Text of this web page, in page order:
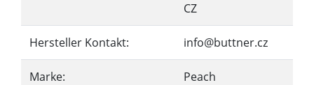
CZ
Hersteller Kontakt: info@buttner.cz
Marke: Peach